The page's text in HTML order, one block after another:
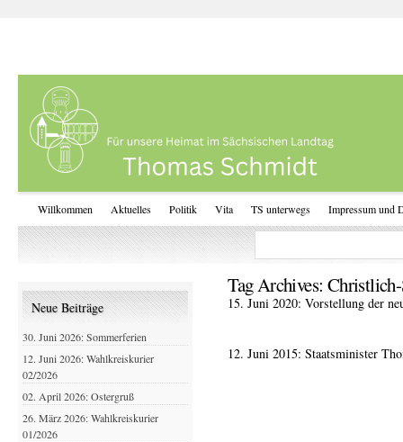
Willkommen Aktuelles Politik Vita TS unterwegs Impressum und
Tag Archives:
15. Juni 2020: Vorstellung der
12. Juni 2015: Staatsminister
Neue Beiträge
30. Juni 2026: Sommerferien
12. Juni 2026: Wahlkreiskurier
02/2026
02. April 2026: Ostergruß
26. März 2026: Wahlkreiskurier
01/2026